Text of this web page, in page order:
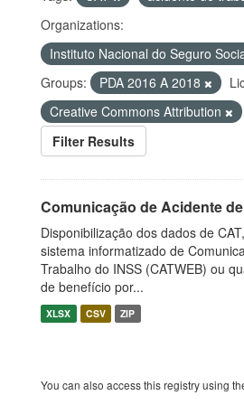
Organizations:
Instituto Nacional do Seguro
Groups:
PDA 2016 A 2018
Creative Commons Attribution
Filter Results
Comunicação de Acidente
Disponibilização dos dados de
sistema informatizado de
Trabalho do INSS (CATWEB) ou
de benefício por...
XLSX CSV ZIP
You can also access this registry using